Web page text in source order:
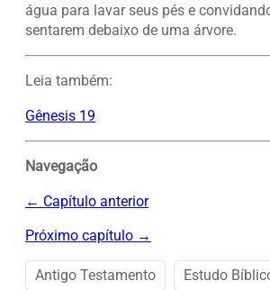
água para lavar seus pés e
sentarem debaixo de uma árvore.
Leia também:
Gênesis 19
Navegação
← Capítulo anterior
Próximo capítulo →
Antigo Testamento Estudo